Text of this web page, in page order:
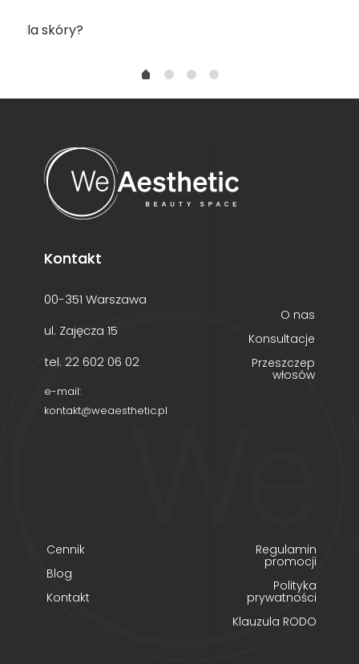
dla skóry?
Kontakt
00-351 Warszawa
ul. Zajęcza 15
tel. 22 602 06 02
e-mail:
kontakt@weaesthetic.pl
O nas
Konsultacje
Przeszczep
włosów
Cennik
Blog
Kontakt
Regulamin
promocji
Polityka
prywatności
Klauzula RODO